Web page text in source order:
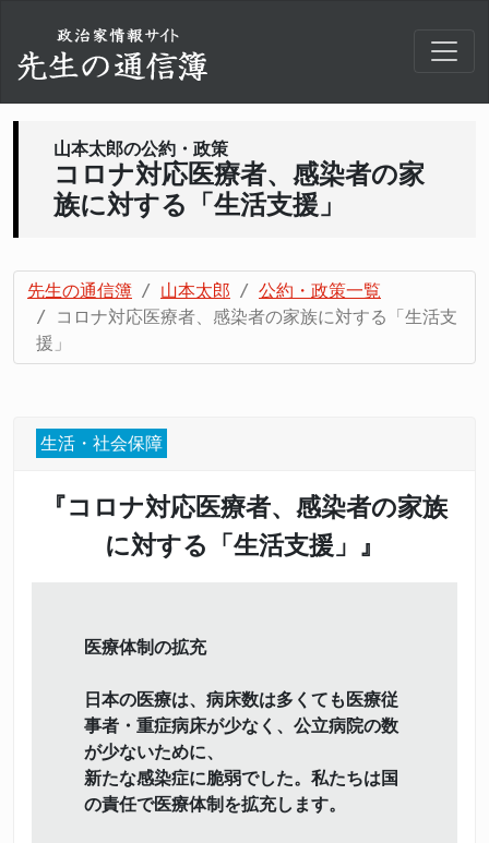
山本太郎の公約・政策
コロナ対応医療者、感染者の家
族に対する「生活支援」
先生の通信簿 山本太郎
公約・政策一覧
コロナ対応医療者、感染者の家族に対する「生活支
援」
生活・社会保障
『コロナ対応医療者、感染者の家族
に対する「生活支援」』
医療体制の拡充
日本の医療は、病床数は多くても医療従
事者・重症病床が少なく、公立病院の数
が少ないために、
新たな感染症に脆弱でした。私たちは国
の責任で医療体制を拡充します。